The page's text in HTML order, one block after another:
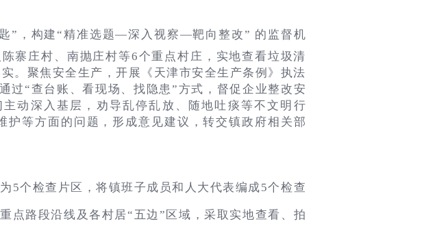
”，构建“精准选题—深入视察—靶向整改” 的监督机
寨庄村、南抛庄村等6个重点村庄，实地查看垃圾清
。聚焦安全生产，开展《天津市安全生产条例》执法
过“查台账、看现场、找隐患”方式，督促企业整改安
动深入基层，劝导乱停乱放、随地吐痰等不文明行
等方面的问题，形成意见建议，转交镇政府相关部
5个检查片区，将镇班子成员和人大代表编成5个检查
点路段沿线及各村居“五边”区域，采取实地查看、拍